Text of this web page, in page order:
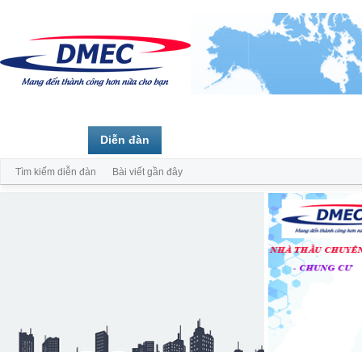
Diễn đàn
Tìm kiếm diễn đàn Bài viết gần đây